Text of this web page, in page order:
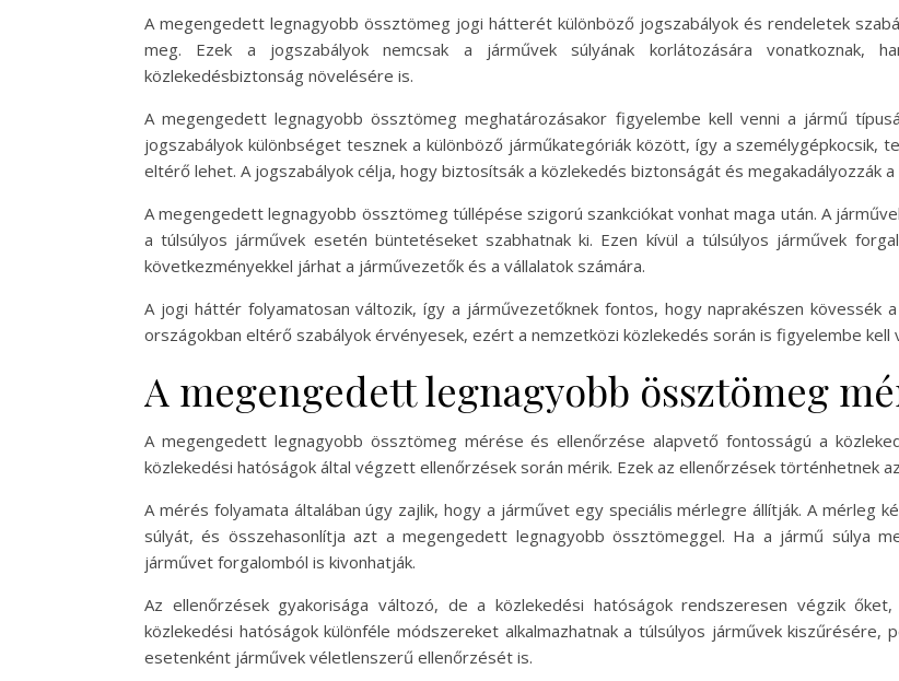
A megengedett legnagyobb össztömeg jogi hátterét különböző jogszabályok és rendeletek
meg. Ezek a jogszabályok nemcsak a járművek súlyának korlátozására vonatkoznak,
közlekedésbiztonság növelésére is.
A megengedett legnagyobb össztömeg meghatározásakor figyelembe kell venni a jármű
jogszabályok különbséget tesznek a különböző járműkategóriák között, így a személygépkocsik,
eltérő lehet. A jogszabályok célja, hogy biztosítsák a közlekedés biztonságát és megakadályozzák
A megengedett legnagyobb össztömeg túllépése szigorú szankciókat vonhat maga után. A
a túlsúlyos járművek esetén büntetéseket szabhatnak ki. Ezen kívül a túlsúlyos járművek
következményekkel járhat a járművezetők és a vállalatok számára.
A jogi háttér folyamatosan változik, így a járművezetőknek fontos, hogy naprakészen kövessék
országokban eltérő szabályok érvényesek, ezért a nemzetközi közlekedés során is figyelembe kell
A megengedett legnagyobb össztömeg
A megengedett legnagyobb össztömeg mérése és ellenőrzése alapvető fontosságú a
közlekedési hatóságok által végzett ellenőrzések során mérik. Ezek az ellenőrzések történhetnek
A mérés folyamata általában úgy zajlik, hogy a járművet egy speciális mérlegre állítják. A mérleg
súlyát, és összehasonlítja azt a megengedett legnagyobb össztömeggel. Ha a jármű súlya
járművet forgalomból is kivonhatják.
Az ellenőrzések gyakorisága változó, de a közlekedési hatóságok rendszeresen végzik
közlekedési hatóságok különféle módszereket alkalmazhatnak a túlsúlyos járművek
esetenként járművek véletlenszerű ellenőrzését is.